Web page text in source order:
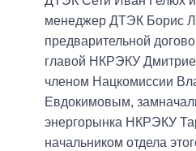
менеджер ДТЭК Борис
предварительной
главой НКРЭКУ
членом Нацкомиссии
Евдокимовым,
энергорынка НКРЭКУ
начальником отдела